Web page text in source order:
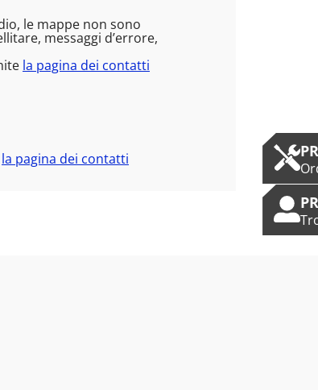
le mappe non sono
messaggi d’errore,
la pagina dei contatti
la pagina dei contatti